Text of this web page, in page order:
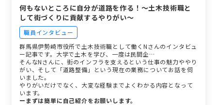
何もないところに自分が道路を作る！～土木技術職と
して街づくりに貢献するやりがい～
職員インタビュー
群馬県伊勢崎市役所で土木技術職として働くNさんのインタビュ
ー記事です。大学で土木を学び、一度は民間企…
そんなNさんに、街のインフラを支えるという仕事の魅力ややり
がい、そして「道路整備」という現在の業務についてお話を伺
いました。
やりがいだけでなく、大変な経験までよくわかる内容となって
います。
ーまずは簡単に自己紹介をお願いします。